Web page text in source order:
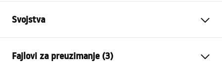
Svojstva
Boja
Fajlovi za preuzimanje (3)